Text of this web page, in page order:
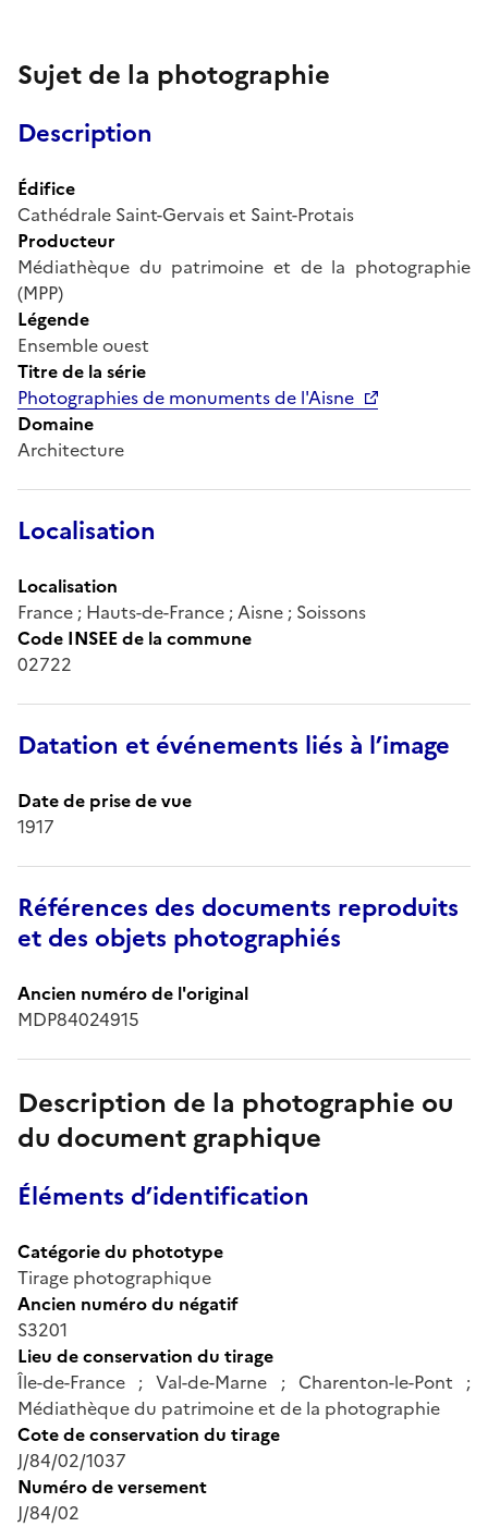
Sujet de la photographie
Description
Édifice
Cathédrale Saint-Gervais et Saint-Protais
Producteur
Médiathèque du patrimoine et de la photographie
(MPP)
Légende
Ensemble ouest
Titre de la série
Photographies de monuments de l'Aisne
Domaine
Architecture
Localisation
Localisation
France ; Hauts-de-France ; Aisne ; Soissons
Code INSEE de la commune
02722
Datation et événements liés à l’image
Date de prise de vue
1917
Références des documents reproduits
et des objets photographiés
Ancien numéro de l'original
MDP84024915
Description de la photographie ou
du document graphique
Éléments d’identification
Catégorie du phototype
Tirage photographique
Ancien numéro du négatif
S3201
Lieu de conservation du tirage
Île-de-France ; Val-de-Marne ; Charenton-le-Pont ;
Médiathèque du patrimoine et de la photographie
Cote de conservation du tirage
J/84/02/1037
Numéro de versement
J/84/02